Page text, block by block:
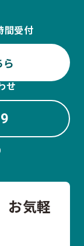
受付
せ
お気軽